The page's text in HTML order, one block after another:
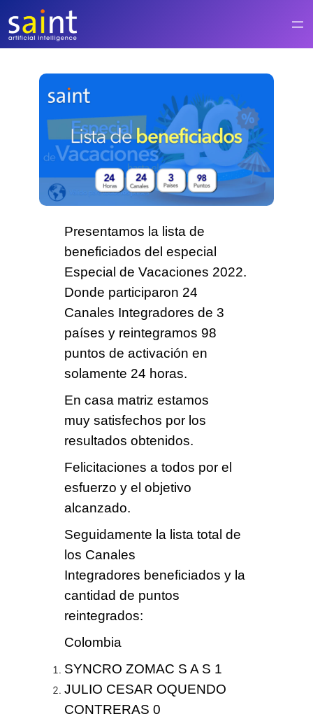
contenido
Presentamos la lista de
beneficiados del especial
Especial de Vacaciones 2022.
Donde participaron 24
Canales Integradores de 3
países y reintegramos 98
puntos de activación en
solamente 24 horas.
En casa matriz estamos
muy satisfechos por los
resultados obtenidos.
Felicitaciones a todos por el
esfuerzo y el objetivo
alcanzado.
Seguidamente la lista total de
los Canales
Integradores beneficiados y la
cantidad de puntos
reintegrados:
Colombia
SYNCRO ZOMAC S A S 1
JULIO CESAR OQUENDO
CONTRERAS 0